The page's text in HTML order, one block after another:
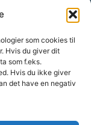
som cookies til
Hvis du giver dit
som f.eks.
Hvis du ikke giver
det have en negativ